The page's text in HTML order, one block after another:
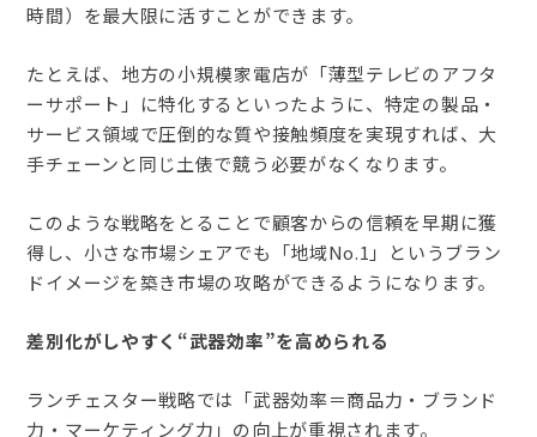
時間）を最大限に活すことができます。
たとえば、地方の小規模家電店が「薄型テレビのアフタ
ーサポート」に特化するといったように、特定の製品・
サービス領域で圧倒的な質や接触頻度を実現すれば、大
手チェーンと同じ土俵で競う必要がなくなります。
このような戦略をとることで顧客からの信頼を早期に獲
得し、小さな市場シェアでも「地域No.1」というブラン
ドイメージを築き市場の攻略ができるようになります。
差別化がしやすく“武器効率”を高められる
ランチェスター戦略では「武器効率＝商品力・ブランド
力・マーケティング力」の向上が重視されます。